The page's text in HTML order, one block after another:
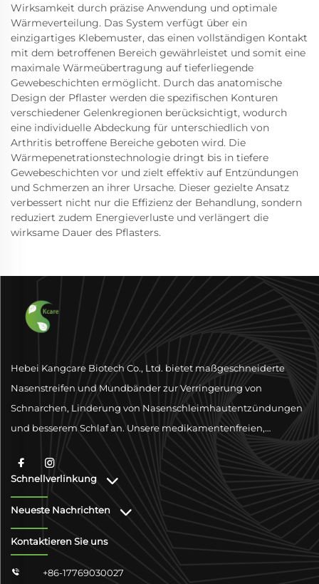
Wirksamkeit durch präzise Anwendung und optimale
Wärmeverteilung. Das System verfügt über ein
einzigartiges Klebemuster, das einen vollständigen Kontakt
mit dem betroffenen Bereich gewährleistet und somit eine
maximale Wärmeübertragung auf tieferliegende
Gewebeschichten ermöglicht. Durch das anatomische
Design der Pflaster werden die spezifischen Konturen
verschiedener Gelenkregionen berücksichtigt, wodurch
eine individuelle Abdeckung für unterschiedlich von
Arthritis betroffene Bereiche geboten wird. Die
Wärmepenetrationstechnologie dringt bis in tiefere
Gewebeschichten vor und zielt effektiv auf Entzündungen
und Schmerzen an ihrer Ursache. Dieser gezielte Ansatz
verbessert nicht nur die Effizienz der Behandlung, sondern
reduziert zudem Energieverluste und verlängert die
wirksame Dauer des Pflasters.
Hebei Kangcare Biotech Co., Ltd. bietet maßgeschneiderte
Nasenstreifen und Mundbänder zur Verringerung von
Schnarchen, Linderung von Nasenschleimhautentzündungen
und besserem Schlaf an. Unsere medikamentenfreien,
Atmung mit hochwertigen Materialien und globaler
Konformitätsunterstützung zu verbessern.
Schnellverlinkung
Neueste Nachrichten
Kontaktieren Sie uns
 +86-17769030027